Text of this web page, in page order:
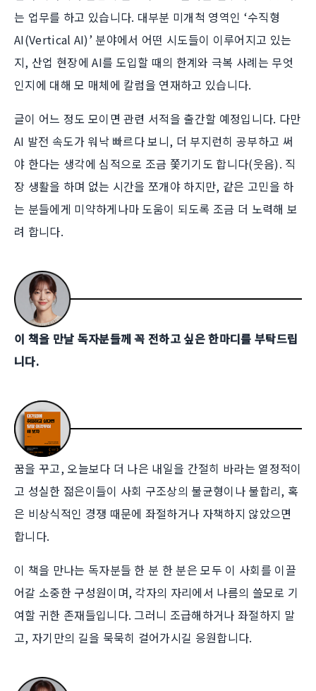
는 업무를 하고 있습니다. 대부분 미개척 영역인 ‘수직형
AI(Vertical AI)’ 분야에서 어떤 시도들이 이루어지고 있는
지, 산업 현장에 AI를 도입할 때의 한계와 극복 사례는 무엇
인지에 대해 모 매체에 칼럼을 연재하고 있습니다.
글이 어느 정도 모이면 관련 서적을 출간할 예정입니다. 다만
AI 발전 속도가 워낙 빠르다 보니, 더 부지런히 공부하고 써
야 한다는 생각에 심적으로 조금 쫓기기도 합니다(웃음). 직
장 생활을 하며 없는 시간을 쪼개야 하지만, 같은 고민을 하
는 분들에게 미약하게나마 도움이 되도록 조금 더 노력해 보
려 합니다.
이 책을 만날 독자분들께 꼭 전하고 싶은 한마디를 부탁드립
니다.
꿈을 꾸고, 오늘보다 더 나은 내일을 간절히 바라는 열정적이
고 성실한 젊은이들이 사회 구조상의 불균형이나 불합리, 혹
은 비상식적인 경쟁 때문에 좌절하거나 자책하지 않았으면
합니다.
이 책을 만나는 독자분들 한 분 한 분은 모두 이 사회를 이끌
어갈 소중한 구성원이며, 각자의 자리에서 나름의 쓸모로 기
여할 귀한 존재들입니다. 그러니 조급해하거나 좌절하지 말
고, 자기만의 길을 묵묵히 걸어가시길 응원합니다.